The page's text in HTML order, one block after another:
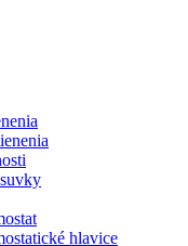
hlavice